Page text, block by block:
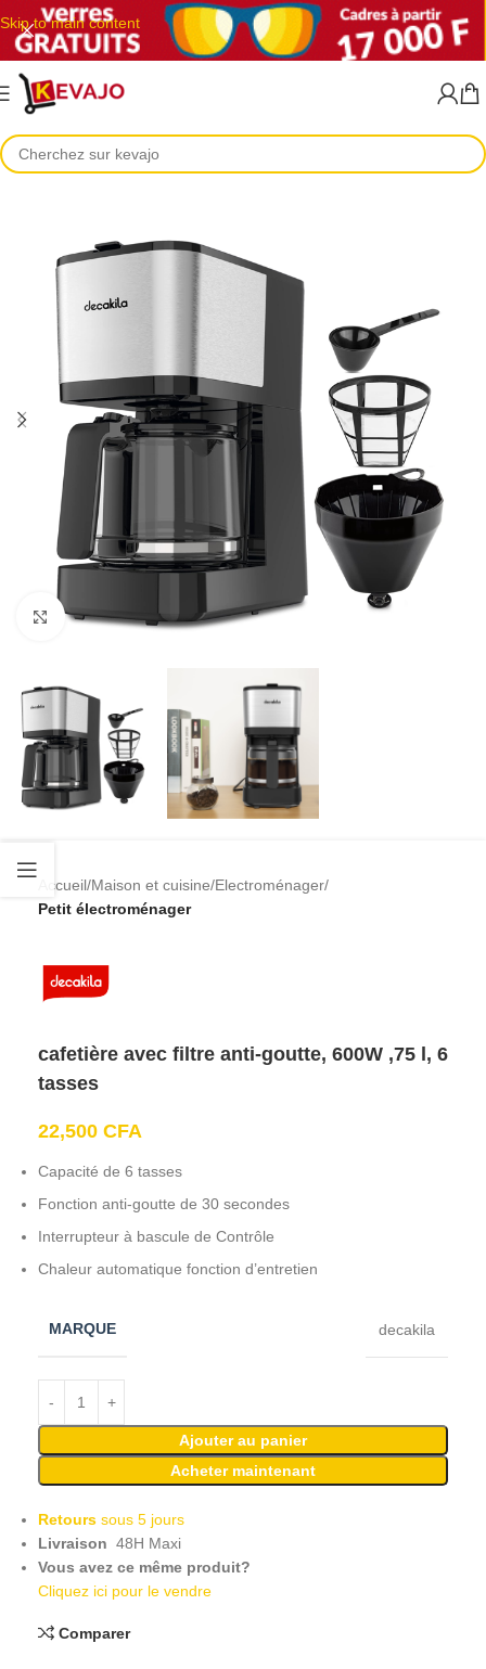
Skip to main content
Cliquez pour agrandir
Accueil Maison et cuisine Electroménager
Petit électroménager
cafetière avec filtre anti-goutte, 600W ,75 l, 6
tasses
22,500 CFA
Capacité de 6 tasses
Fonction anti-goutte de 30 secondes
Interrupteur à bascule de Contrôle
Chaleur automatique fonction d’entretien
MARQUE decakila
Ajouter au panier
Acheter maintenant
Retours sous 5 jours
Livraison 48H Maxi
Vous avez ce même produit?
Cliquez ici pour le vendre
Comparer